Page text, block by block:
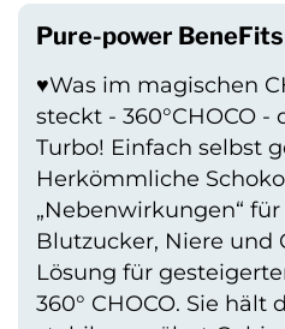
Pure-power
♥Was im magischen
steckt - 360°CHOCO -
Turbo! Einfach selbst
Herkömmliche
„Nebenwirkungen“
Blutzucker, Niere und
Lösung für
360° CHOCO. Sie hält